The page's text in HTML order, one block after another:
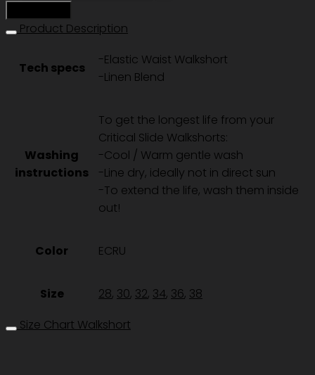
LINEN
-
Product Description
Tech specs
-Elastic Waist Walkshort
-Linen Blend
Washing
instructions
To get the longest life from your
Critical Slide Walkshorts:
-Cool / Warm gentle wash
-Line dry, ideally not in direct sun
-To extend the life, wash them inside
out!
Color ECRU
Size 28, 30, 32, 34, 36, 38
Size Chart Walkshort